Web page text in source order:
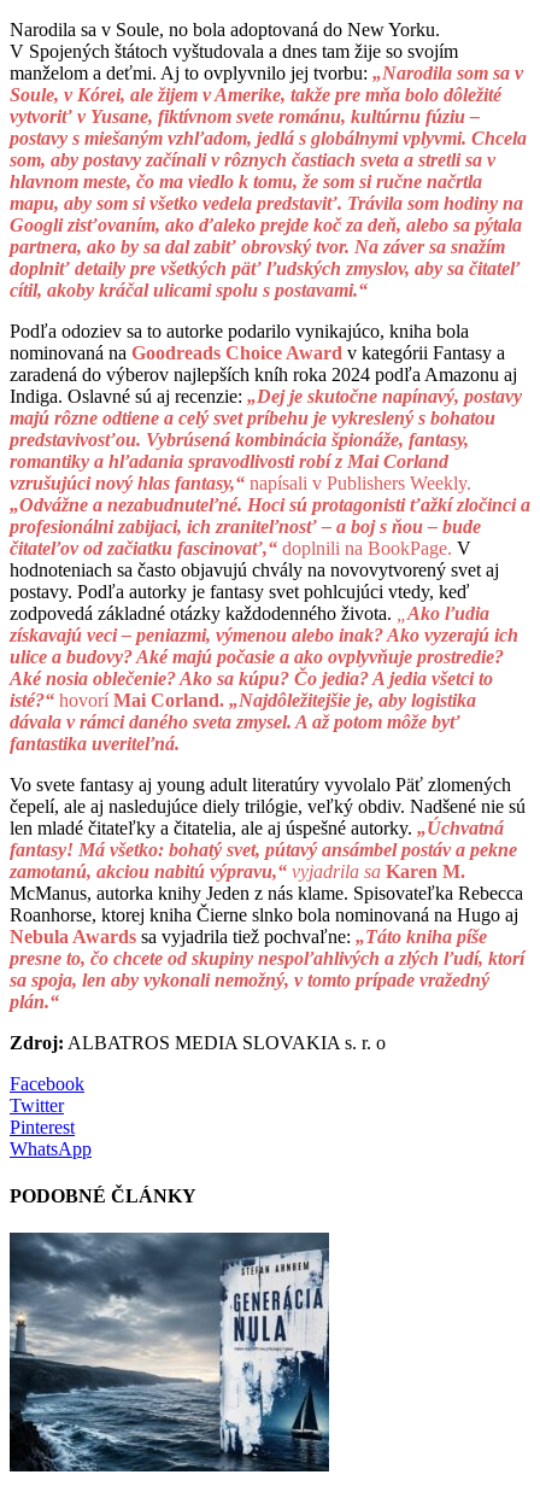
Narodila sa v Soule, no bola adoptovaná do New Yorku.
V Spojených štátoch vyštudovala a dnes tam žije so svojím
manželom a deťmi. Aj to ovplyvnilo jej tvorbu: „Narodila som sa v
Soule, v Kórei, ale žijem v Amerike, takže pre mňa bolo dôležité
vytvoriť v Yusane, fiktívnom svete románu, kultúrnu fúziu –
postavy s miešaným vzhľadom, jedlá s globálnymi vplyvmi. Chcela
som, aby postavy začínali v rôznych častiach sveta a stretli sa v
hlavnom meste, čo ma viedlo k tomu, že som si ručne načrtla
mapu, aby som si všetko vedela predstaviť. Trávila som hodiny na
Googli zisťovaním, ako ďaleko prejde koč za deň, alebo sa pýtala
partnera, ako by sa dal zabiť obrovský tvor. Na záver sa snažím
doplniť detaily pre všetkých päť ľudských zmyslov, aby sa čitateľ
cítil, akoby kráčal ulicami spolu s postavami.“
Podľa odoziev sa to autorke podarilo vynikajúco, kniha bola
nominovaná na Goodreads Choice Award v kategórii Fantasy a
zaradená do výberov najlepších kníh roka 2024 podľa Amazonu aj
Indiga. Oslavné sú aj recenzie: „Dej je skutočne napínavý, postavy
majú rôzne odtiene a celý svet príbehu je vykreslený s bohatou
predstavivosťou. Vybrúsená kombinácia špionáže, fantasy,
romantiky a hľadania spravodlivosti robí z Mai Corland
vzrušujúci nový hlas fantasy,“ napísali v Publishers Weekly.
„Odvážne a nezabudnuteľné. Hoci sú protagonisti ťažkí zločinci a
profesionálni zabijaci, ich zraniteľnosť – a boj s ňou – bude
čitateľov od začiatku fascinovať,“ doplnili na BookPage. V
hodnoteniach sa často objavujú chvály na novovytvorený svet aj
postavy. Podľa autorky je fantasy svet pohlcujúci vtedy, keď
zodpovedá základné otázky každodenného života.
Ako ľudia
získavajú veci – peniazmi, výmenou alebo inak? Ako vyzerajú ich
ulice a budovy? Aké majú počasie a ako ovplyvňuje prostredie?
Aké nosia oblečenie? Ako sa kúpu? Čo jedia? A jedia všetci to
isté?“ hovorí Mai Corland. „Najdôležitejšie je, aby logistika
dávala v rámci daného sveta zmysel. A až potom môže byť
fantastika uveriteľná.
Vo svete fantasy aj young adult literatúry vyvolalo Päť zlomených
čepelí, ale aj nasledujúce diely trilógie, veľký obdiv. Nadšené nie sú
len mladé čitateľky a čitatelia, ale aj úspešné autorky. „Úchvatná
fantasy! Má všetko: bohatý svet, pútavý ansámbel postáv a pekne
zamotanú, akciou nabitú výpravu,“ vyjadrila sa Karen M.
McManus, autorka knihy Jeden z nás klame. Spisovateľka Rebecca
Roanhorse, ktorej kniha Čierne slnko bola nominovaná na Hugo aj
Nebula Awards sa vyjadrila tiež pochvaľne: „Táto kniha píše
presne to, čo chcete od skupiny nespoľahlivých a zlých ľudí, ktorí
sa spoja, len aby vykonali nemožný, v tomto prípade vražedný
plán.“
Zdroj: ALBATROS MEDIA SLOVAKIA s. r. o
Facebook
Twitter
Pinterest
WhatsApp
PODOBNÉ ČLÁNKY